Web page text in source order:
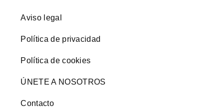
Aviso legal
Política de privacidad
Política de cookies
ÚNETE A NOSOTROS
Contacto